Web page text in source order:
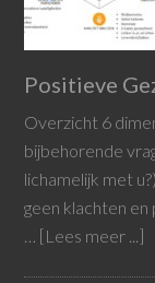
Positieve
Overzicht 6
bijbehorende
lichamelijk met
geen klachten
… [Lees meer ...]